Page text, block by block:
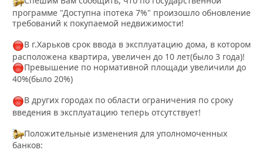
программе "Доступна іпотека 7%" произошло обновление
требований к покупаемой недвижимости!
В г.Харьков срок ввода в эксплуатацию дома, в котором
расположена квартира, увеличен до 10 лет(было 3 года)!
Превышение по нормативной площади увеличили до
40%(было 20%)
В других городах по области ограничения по сроку
введения в эксплуатацию теперь отсутствует!
Положительные изменения для уполномоченных
банков: